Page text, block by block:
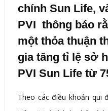
chính Sun Life,
PVI thông báo
một thỏa thuận
gia tăng tỉ lệ sở
PVI Sun Life từ
Theo các điều khoản qui